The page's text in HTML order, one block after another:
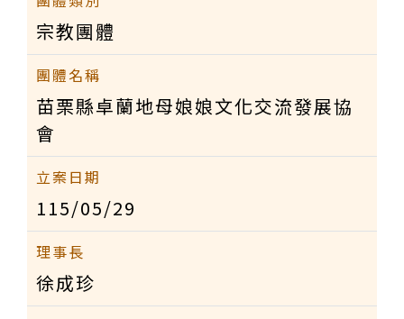
宗教團體
苗栗縣卓蘭地母娘娘文化交流發展協
會
115/05/29
徐成珍